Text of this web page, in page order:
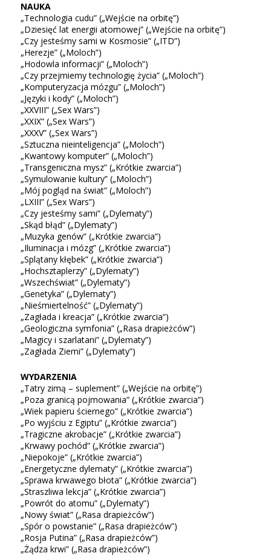
NAUKA
„Technologia cudu” („Wejście na orbitę”)
„Dziesięć lat energii atomowej” („Wejście na orbitę”)
„Czy jesteśmy sami w Kosmosie” („ITD”)
„Herezje” („Moloch”)
„Hodowla informacji” („Moloch”)
„Czy przejmiemy technologię życia” („Moloch”)
„Komputeryzacja mózgu” („Moloch”)
„Języki i kody” („Moloch”)
„XXVIII” („Sex Wars”)
„XXIX” („Sex Wars”)
„XXXV” („Sex Wars”)
„Sztuczna nieinteligencja” („Moloch”)
„Kwantowy komputer” („Moloch”)
„Transgeniczna mysz” („Krótkie zwarcia”)
„Symulowanie kultury” („Moloch”)
„Mój pogląd na świat” („Moloch”)
„LXIII” („Sex Wars”)
„Czy jesteśmy sami” („Dylematy”)
„Skąd błąd” („Dylematy”)
„Muzyka genów” („Krótkie zwarcia”)
„Iluminacja i mózg” („Krótkie zwarcia”)
„Splątany kłębek” („Krótkie zwarcia”)
„Hochsztaplerzy” („Dylematy”)
„Wszechświat” („Dylematy”)
„Genetyka” („Dylematy”)
„Nieśmiertelność” („Dylematy”)
„Zagłada i kreacja” („Krótkie zwarcia”)
„Geologiczna symfonia” („Rasa drapieżców”)
„Magicy i szarlatani” („Dylematy”)
„Zagłada Ziemi” („Dylematy”)
WYDARZENIA
„Tatry zimą – suplement” („Wejście na orbitę”)
„Poza granicą pojmowania” („Krótkie zwarcia”)
„Wiek papieru ściernego” („Krótkie zwarcia”)
„Po wyjściu z Egiptu” („Krótkie zwarcia”)
„Tragiczne akrobacje” („Krótkie zwarcia”)
„Krwawy pochód” („Krótkie zwarcia”)
„Niepokoje” („Krótkie zwarcia”)
„Energetyczne dylematy” („Krótkie zwarcia”)
„Sprawa krwawego błota” („Krótkie zwarcia”)
„Straszliwa lekcja” („Krótkie zwarcia”)
„Powrót do atomu” („Dylematy”)
„Nowy świat” („Rasa drapieżców”)
„Spór o powstanie” („Rasa drapieżców”)
„Rosja Putina” („Rasa drapieżców”)
„Żądza krwi” („Rasa drapieżców”)